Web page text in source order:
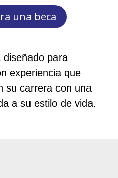
una beca
diseñado para
experiencia que
su carrera con una
a su estilo de vida.